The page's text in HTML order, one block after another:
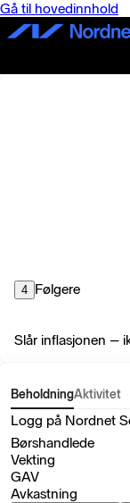
Gå til hovedinnhold
4 Følgere
Slår inflasjonen –
BeholdningAktivitet
Logg på Nordnet
Børshandlede
Vekting
GAV
Avkastning